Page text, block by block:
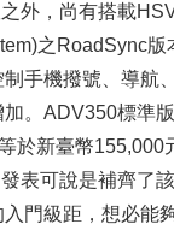
外，尚有搭載
之RoadSync
手機撥號、導航
。ADV350標準
於新臺幣
表可說是補齊了
門級距，想必能